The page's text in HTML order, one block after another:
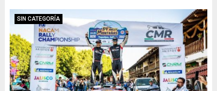
SIN CATEGORÍA